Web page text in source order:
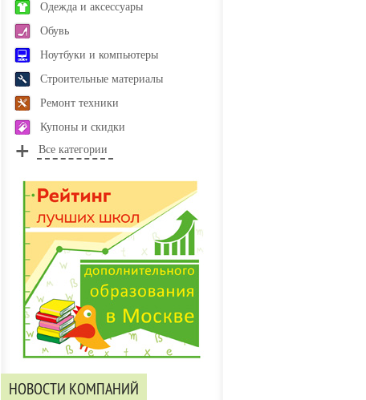
Одежда и аксессуары
Обувь
Ноутбуки и компьютеры
Строительные материалы
Ремонт техники
Купоны и скидки
Все категории
НОВОСТИ КОМПАНИЙ